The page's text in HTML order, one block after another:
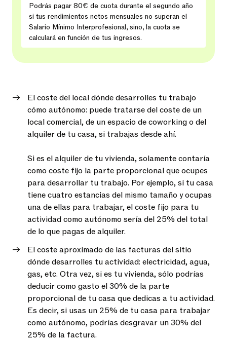
Podrás pagar 80€ de cuota durante el segundo año
si tus rendimientos netos mensuales no superan el
Salario Mínimo Interprofesional, sino, la cuota se
calculará en función de tus ingresos.
El coste del local dónde desarrolles tu trabajo
cómo autónomo: puede tratarse del coste de un
local comercial, de un espacio de coworking o del
alquiler de tu casa, si trabajas desde ahí.
Si es el alquiler de tu vivienda, solamente contaría
como coste fijo la parte proporcional que ocupes
para desarrollar tu trabajo. Por ejemplo, si tu casa
tiene cuatro estancias del mismo tamaño y ocupas
una de ellas para trabajar, el coste fijo para tu
actividad como autónomo sería del 25% del total
de lo que pagas de alquiler.
El coste aproximado de las facturas del sitio
dónde desarrolles tu actividad: electricidad, agua,
gas, etc. Otra vez, si es tu vivienda, sólo podrías
deducir como gasto el 30% de la parte
proporcional de tu casa que dedicas a tu actividad.
Es decir, si usas un 25% de tu casa para trabajar
como autónomo, podrías desgravar un 30% del
25% de la factura.